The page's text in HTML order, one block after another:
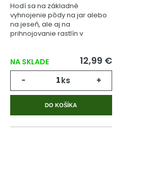
Hodí sa na základné
vyhnojenie pôdy na jar alebo
na jeseň, ale aj na
prihnojovanie rastlín v
NA SKLADE 12,99 €
- ks +
DO KOŠÍKA